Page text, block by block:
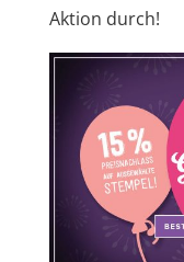
Aktion durch!